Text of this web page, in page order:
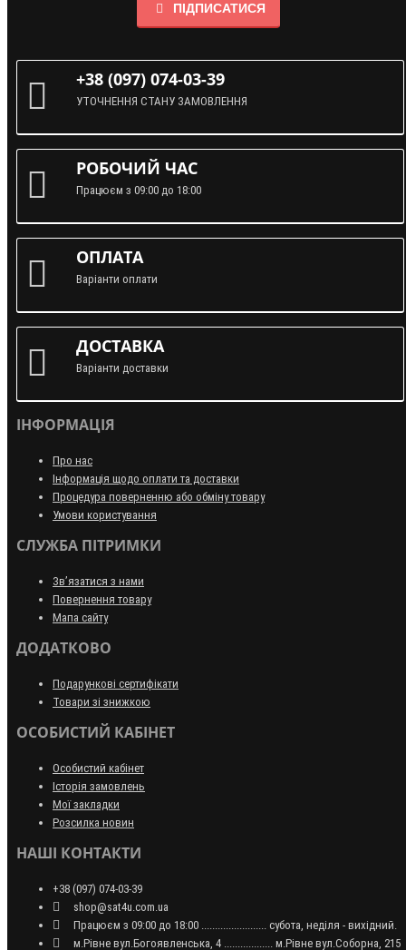
ПІДПИСАТИСЯ
+38 (097) 074-03-39
УТОЧНЕННЯ СТАНУ ЗАМОВЛЕННЯ
РОБОЧИЙ ЧАС
Працюєм з 09:00 до 18:00
ОПЛАТА
Варіанти оплати
ДОСТАВКА
Варіанти доставки
ІНФОРМАЦІЯ
Про нас
Інформація щодо оплати та доставки
Процедура поверненню або обміну товару
Умови користування
СЛУЖБА ПІТРИМКИ
Зв’язатися з нами
Повернення товару
Мапа сайту
ДОДАТКОВО
Подарункові сертифікати
Товари зі знижкою
ОСОБИСТИЙ КАБІНЕТ
Особистий кабінет
Історія замовлень
Мої закладки
Розсилка новин
НАШІ КОНТАКТИ
+38 (097) 074-03-39
shop@sat4u.com.ua
Працюєм з 09:00 до 18:00 ........................ субота, неділя - вихідний.
м.Рівне вул.Богоявленська, 4 .................. м.Рівне вул.Соборна, 215